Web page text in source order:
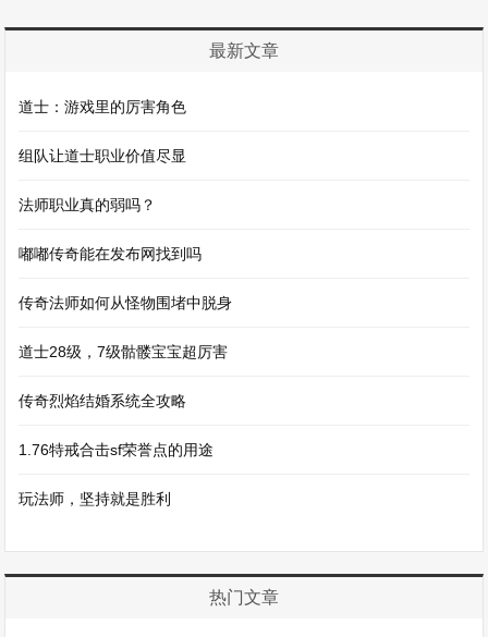
最新文章
道士：游戏里的厉害角色
组队让道士职业价值尽显
法师职业真的弱吗？
嘟嘟传奇能在发布网找到吗
传奇法师如何从怪物围堵中脱身
道士28级，7级骷髅宝宝超厉害
传奇烈焰结婚系统全攻略
1.76特戒合击sf荣誉点的用途
玩法师，坚持就是胜利
热门文章